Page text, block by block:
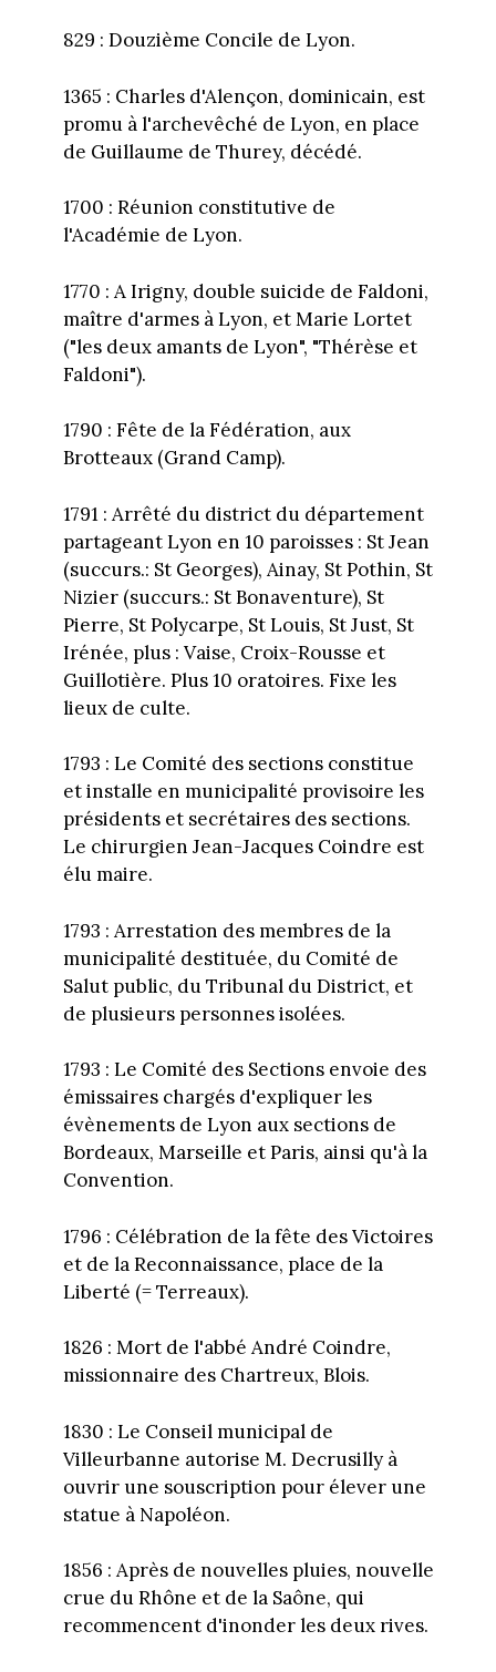
829 : Douzième Concile de Lyon.
1365 : Charles d'Alençon, dominicain, est
promu à l'archevêché de Lyon, en place
de Guillaume de Thurey, décédé.
1700 : Réunion constitutive de
l'Académie de Lyon.
1770 : A Irigny, double suicide de Faldoni,
maître d'armes à Lyon, et Marie Lortet
("les deux amants de Lyon", "Thérèse et
Faldoni").
1790 : Fête de la Fédération, aux
Brotteaux (Grand Camp).
1791 : Arrêté du district du département
partageant Lyon en 10 paroisses : St Jean
(succurs.: St Georges), Ainay, St Pothin, St
Nizier (succurs.: St Bonaventure), St
Pierre, St Polycarpe, St Louis, St Just, St
Irénée, plus : Vaise, Croix-Rousse et
Guillotière. Plus 10 oratoires. Fixe les
lieux de culte.
1793 : Le Comité des sections constitue
et installe en municipalité provisoire les
présidents et secrétaires des sections.
Le chirurgien Jean-Jacques Coindre est
élu maire.
1793 : Arrestation des membres de la
municipalité destituée, du Comité de
Salut public, du Tribunal du District, et
de plusieurs personnes isolées.
1793 : Le Comité des Sections envoie des
émissaires chargés d'expliquer les
évènements de Lyon aux sections de
Bordeaux, Marseille et Paris, ainsi qu'à la
Convention.
1796 : Célébration de la fête des Victoires
et de la Reconnaissance, place de la
Liberté (= Terreaux).
1826 : Mort de l'abbé André Coindre,
missionnaire des Chartreux, Blois.
1830 : Le Conseil municipal de
Villeurbanne autorise M. Decrusilly à
ouvrir une souscription pour élever une
statue à Napoléon.
1856 : Après de nouvelles pluies, nouvelle
crue du Rhône et de la Saône, qui
recommencent d'inonder les deux rives.